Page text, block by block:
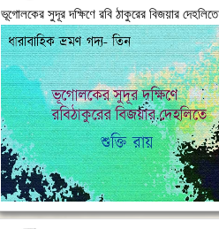
ভূগোলকের সুদূর দক্ষিণে রবি ঠাকুরের বিজয়ার দেহলিতে